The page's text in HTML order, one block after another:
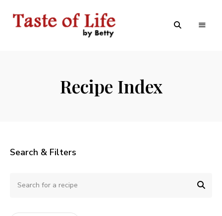
Recipe Index
Search & Filters